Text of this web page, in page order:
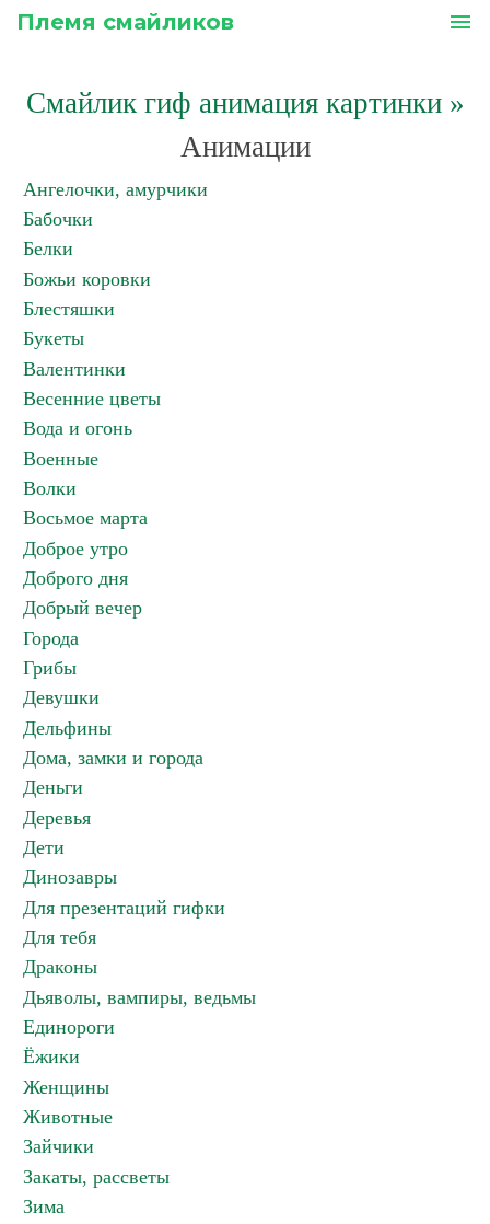
Племя смайликов menu
Смайлик гиф анимация картинки»
Анимации
Ангелочки, амурчики
Бабочки
Белки
Божьи коровки
Блестяшки
Букеты
Валентинки
Весенние цветы
Вода и огонь
Военные
Волки
Восьмое марта
Доброе утро
Доброго дня
Добрый вечер
Города
Грибы
Девушки
Дельфины
Дома, замки и города
Деньги
Деревья
Дети
Динозавры
Для презентаций гифки
Для тебя
Драконы
Дьяволы, вампиры, ведьмы
Единороги
Ёжики
Женщины
Животные
Зайчики
Закаты, рассветы
Зима